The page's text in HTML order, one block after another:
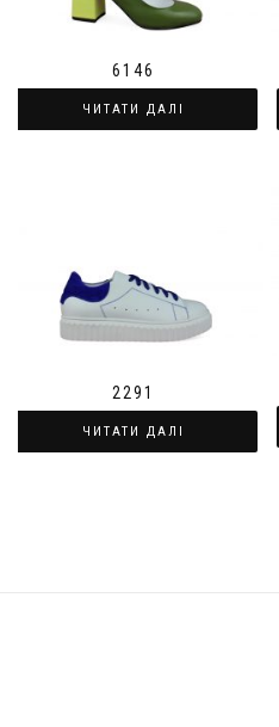
6146
ЧИТАТИ ДАЛІ
2291
ЧИТАТИ ДАЛІ